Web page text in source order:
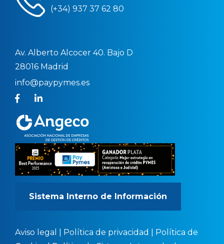
(+34) 937 37 62 80
Av. Alberto Alcocer 40. Bajo D
28016 Madrid
info@paypymes.es
Sistema Interno de Información
Aviso legal Política de privacidad
Política de